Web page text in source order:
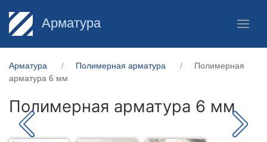
Арматура
Арматура Полимерная арматура
Полимерная
арматура 6 мм
Полимерная арматура 6 мм